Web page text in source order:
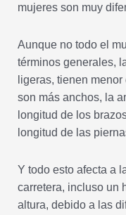
mujeres son muy
Aunque no todo el
términos generales,
ligeras, tienen
son más anchos, la
longitud de los
longitud de las
Y todo esto afecta a
carretera, incluso un
altura, debido a las